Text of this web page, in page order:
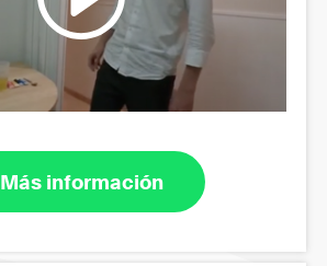
Más información